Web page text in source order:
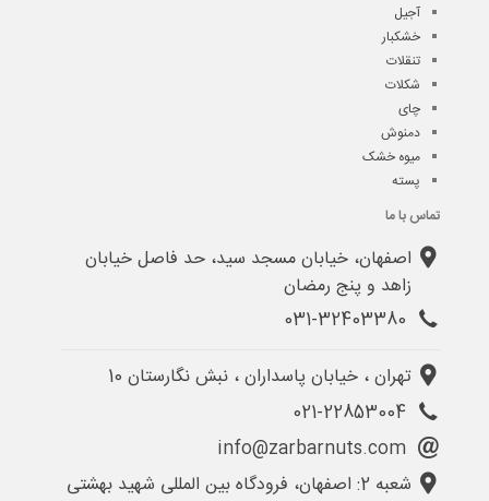
آجیل
خشکبار
تنقلات
شکلات
چای
دمنوش
میوه خشک
پسته
تماس با ما
اصفهان، خیابان مسجد سید، حد فاصل خیابان
زاهد و پنج رمضان
تهران ، خیابان پاسداران ، نبش نگارستان 10
شعبه 2: اصفهان، فرودگاه بین المللی شهید بهشتی